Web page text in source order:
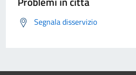
Segnala disservizio